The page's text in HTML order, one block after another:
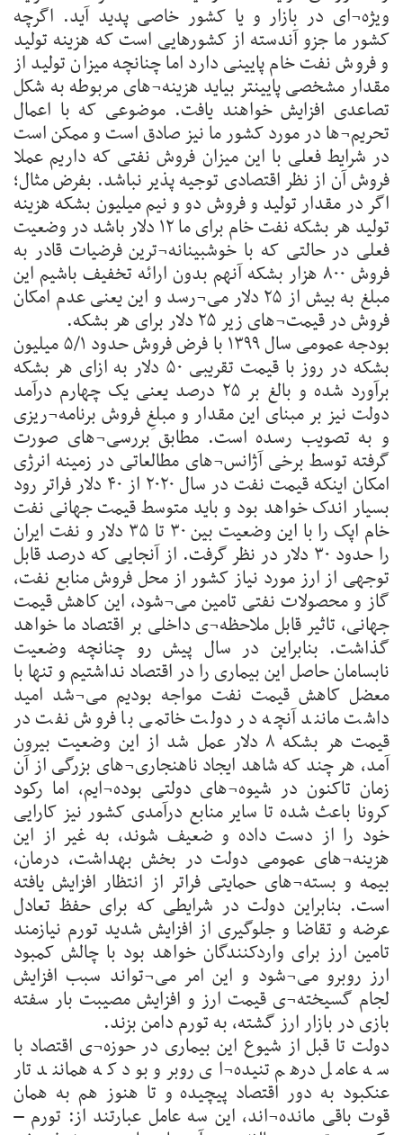
ویژه¬ای در بازار و یا کشور خاصی پدید آید. اگرچه
کشور ما جزو آندسته از کشورهایی است که هزینه تولید
و فروش نفت خام پایینی دارد اما چنانچه میزان تولید از
مقدار مشخصی پایینتر بیاید هزینه¬های مربوطه به شکل
تصاعدی افزایش خواهند یافت. موضوعی که با اعمال
تحریم¬ها در مورد کشور ما نیز صادق است و ممکن است
در شرایط فعلی با این میزان فروش نفتی که داریم عملا
فروش آن از نظر اقتصادی توجیه پذیر نباشد. بفرض مثال؛
اگر در مقدار تولید و فروش دو و نیم میلیون بشکه هزینه
تولید هر بشکه نفت خام برای ما ۱۲ دلار باشد در وضعیت
فعلی در حالتی که با خوشبینانه¬ترین فرضیات قادر به
فروش ۸۰۰ هزار بشکه آنهم بدون ارائه تخفیف باشیم این
مبلغ به بیش از ۲۵ دلار می¬رسد و این یعنی عدم امکان
فروش در قیمت¬های زیر ۲۵ دلار برای هر بشکه.
بودجه عمومی سال ۱۳۹۹ با فرض فروش حدود ۵/۱ میلیون
بشکه در روز با قیمت تقریبی ۵۰ دلار به ازای هر بشکه
برآورد شده و بالغ بر ۲۵ درصد یعنی یک چهارم درآمد
دولت نیز بر مبنای این مقدار و مبلغِ فروش برنامه¬ریزی
و به تصویب رسده است. مطابق بررسی¬های صورت
گرفته توسط برخی آژانس¬های مطالعاتی در زمینه انرژی
امکان اینکه قیمت نفت در سال ۲۰۲۰ از ۴۰ دلار فراتر رود
بسیار اندک خواهد بود و باید متوسط قیمت جهانی نفت
خام اپک را با این وضعیت بین ۳۰ تا ۳۵ دلار و نفت ایران
را حدود ۳۰ دلار در نظر گرفت. از آنجایی که درصد قابل
توجهی از ارز مورد نیاز کشور از محل فروش منابع نفت،
گاز و محصولات نفتی تامین می¬شود، این کاهش قیمت
جهانی، تاثیر قابل ملاحظه¬ی داخلی بر اقتصاد ما خواهد
گذاشت. بنابراین در سال پیش رو چنانچه وضعیت
نابسامان حاصل این بیماری را در اقتصاد نداشتیم و تنها با
معضل کاهش قیمت نفت مواجه بودیم می¬شد امید
داشت مانند آنچه در دولت خاتمی با فروش نفت در
قیمت هر بشکه ۸ دلار عمل شد از این وضعیت بیرون
آمد، هر چند که شاهد ایجاد ناهنجاری¬های بزرگی از آن
زمان تاکنون در شیوه¬های دولتی بوده¬ایم، اما رکود
کرونا باعث شده تا سایر منابع درآمدی کشور نیز کارایی
خود را از دست داده و ضعیف شوند، به غیر از این
هزینه¬های عمومی دولت در بخش بهداشت، درمان،
بیمه و بسته¬های حمایتی فراتر از انتظار افزایش یافته
است. بنابراین دولت در شرایطی که برای حفظ تعادل
عرضه و تقاضا و جلوگیری از افزایش شدید تورم نیازمند
تامین ارز برای واردکنندگان خواهد بود با چالش کمبود
ارز روبرو می¬شود و این امر می¬تواند سبب افزایش
لجام گسیخته¬ی قیمت ارز و افزایش مصیبت بار سفته
بازی در بازار ارز گشته، به تورم دامن بزند.
دولت تا قبل از شیوع این بیماری در حوزه¬ی اقتصاد با
سه عامل درهم تنیده¬ای روبرو بود که همانند تار
عنکبود به دور اقتصاد پیچیده و تا هنوز هم به همان
قوت باقی مانده¬اند، این سه عامل عبارتند از: تورم –